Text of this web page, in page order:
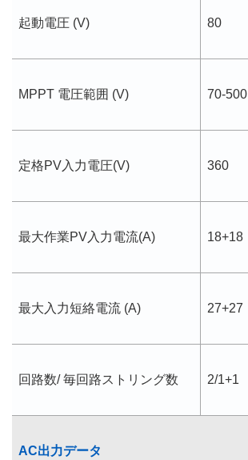
起動電圧 (V) 80
MPPT 電圧範囲 (V) 70-500
定格PV入力電圧(V) 360
最大作業PV入力電流(A) 18+18
最大入力短絡電流 (A) 27+27
回路数/ 毎回路ストリング数 2/1+1
AC出力データ